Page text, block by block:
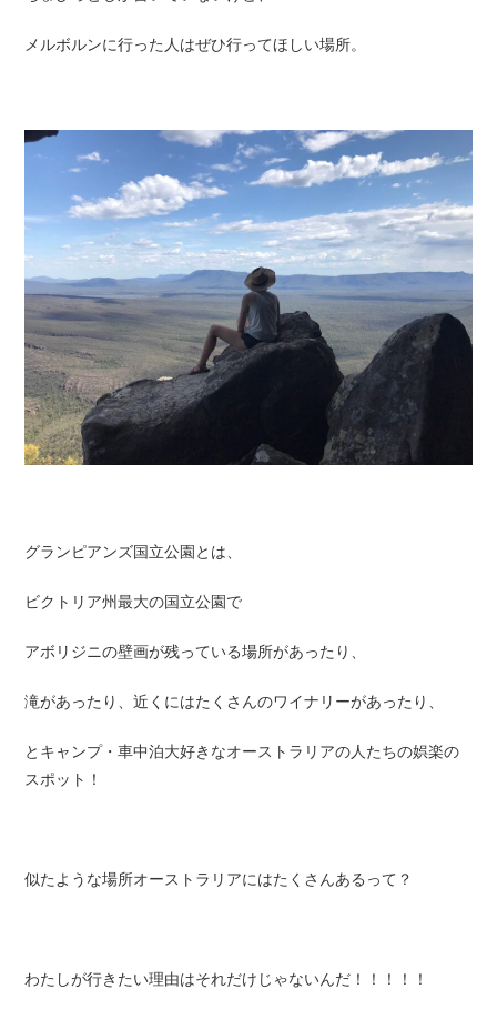
メルボルンに行った人はぜひ行ってほしい場所。
グランピアンズ国立公園とは、
ビクトリア州最大の国立公園で
アボリジニの壁画が残っている場所があったり、
滝があったり、近くにはたくさんのワイナリーがあったり、
とキャンプ・車中泊大好きなオーストラリアの人たちの娯楽の
スポット！
似たような場所オーストラリアにはたくさんあるって？
わたしが行きたい理由はそれだけじゃないんだ！！！！！